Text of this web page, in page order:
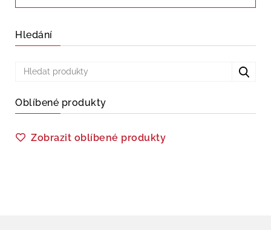
Hledání
Oblíbené produkty
Zobrazit oblíbené produkty